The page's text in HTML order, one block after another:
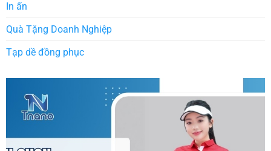
In ấn
Quà Tặng Doanh Nghiệp
Tạp dề đồng phục